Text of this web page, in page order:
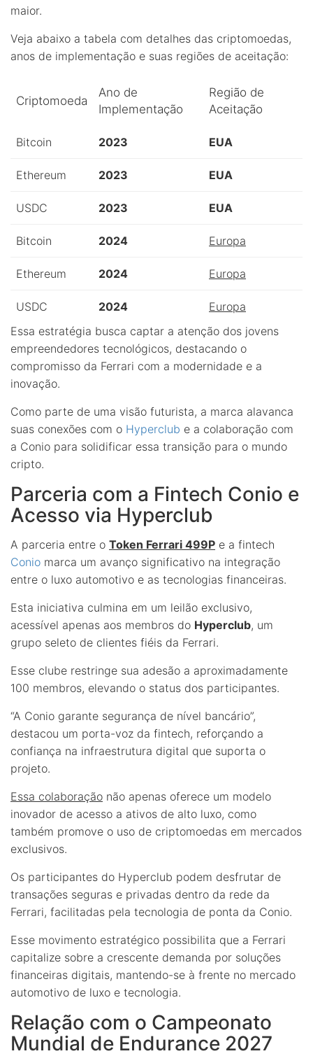
maior.
Veja abaixo a tabela com detalhes das criptomoedas,
anos de implementação e suas regiões de aceitação:
Criptomoeda
Ano de
Implementação
Região de
Aceitação
Bitcoin 2023 EUA
Ethereum 2023 EUA
USDC 2023 EUA
Bitcoin 2024 Europa
Ethereum 2024 Europa
USDC 2024
Europa
Essa estratégia busca captar a atenção dos jovens
empreendedores tecnológicos, destacando o
compromisso da Ferrari com a modernidade e a
inovação.
Como parte de uma visão futurista, a marca alavanca
suas conexões com o Hyperclub e a colaboração com
a Conio para solidificar essa transição para o mundo
cripto.
Parceria com a Fintech Conio e
Acesso via Hyperclub
A parceria entre o Token Ferrari 499P e a fintech
Conio marca um avanço significativo na integração
entre o luxo automotivo e as tecnologias financeiras.
Esta iniciativa culmina em um leilão exclusivo,
acessível apenas aos membros do Hyperclub, um
grupo seleto de clientes fiéis da Ferrari.
Esse clube restringe sua adesão a aproximadamente
100 membros, elevando o status dos participantes.
“A Conio garante segurança de nível bancário”,
destacou um porta-voz da fintech, reforçando a
confiança na infraestrutura digital que suporta o
projeto.
Essa colaboração não apenas oferece um modelo
inovador de acesso a ativos de alto luxo, como
também promove o uso de criptomoedas em mercados
exclusivos.
Os participantes do Hyperclub podem desfrutar de
transações seguras e privadas dentro da rede da
Ferrari, facilitadas pela tecnologia de ponta da Conio.
Esse movimento estratégico possibilita que a Ferrari
capitalize sobre a crescente demanda por soluções
financeiras digitais, mantendo-se à frente no mercado
automotivo de luxo e tecnologia.
Relação com o Campeonato
Mundial de Endurance 2027